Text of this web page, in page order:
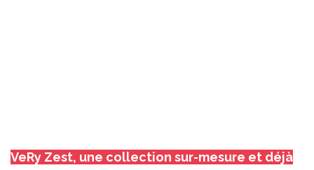
VeRy Zest, une collection sur-mesure et déjà